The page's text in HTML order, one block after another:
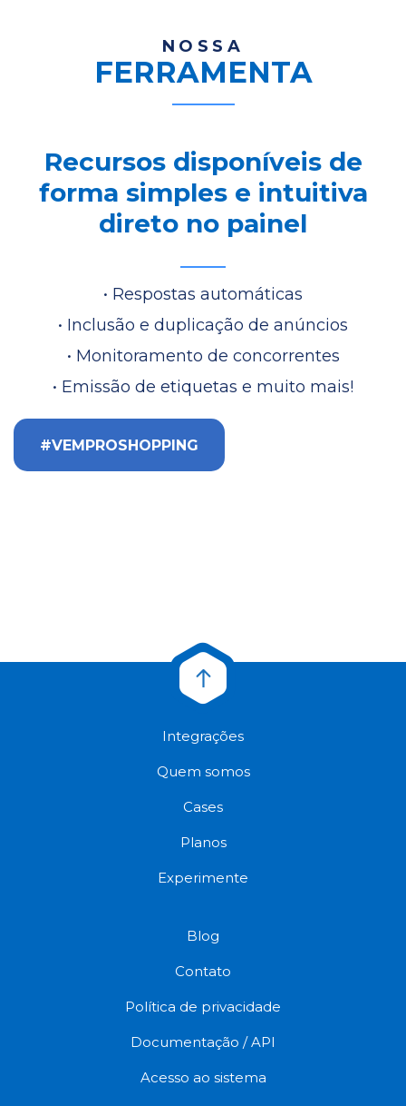
NOSSA
FERRAMENTA
Recursos disponíveis de
forma simples e intuitiva
direto no painel
• Respostas automáticas
• Inclusão e duplicação de anúncios
• Monitoramento de concorrentes
• Emissão de etiquetas e muito mais!
#VEMPROSHOPPING
Integrações
Quem somos
Cases
Planos
Experimente
Blog
Contato
Política de privacidade
Documentação / API
Acesso ao sistema